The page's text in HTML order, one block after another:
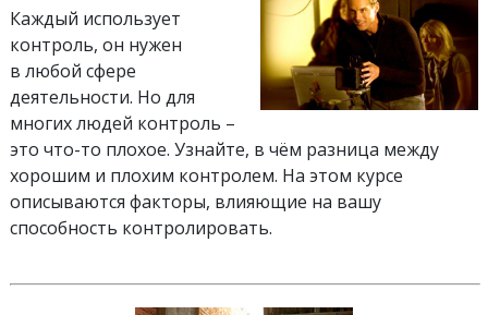
Каждый использует
контроль, он нужен
в любой сфере
деятельности. Но для
многих людей контроль –
это что-то плохое. Узнайте, в чём разница между
хорошим и плохим контролем. На этом курсе
описываются факторы, влияющие на вашу
способность контролировать.